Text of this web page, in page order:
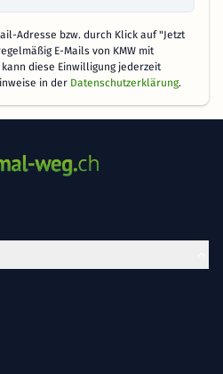
Adresse bzw. durch Klick auf "Jetzt
E-Mails von KMW mit
diese Einwilligung jederzeit
in der Datenschutzerklärung.